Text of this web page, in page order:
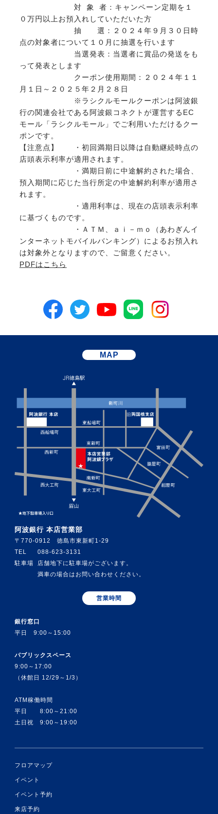
対 象 者：キャンペーン定期を１
０万円以上お預入れしていただいた方
抽 選：２０２４年９月３０日時
点の対象者について１０月に抽選を行います
当選発表：当選者に賞品の発送をも
って発表とします
クーポン使用期間：２０２４年１１
月１日～２０２５年２月２８日
※ラシクルモールクーポンは阿波銀
行の関連会社である阿波銀コネクトが運営するEC
モール「ラシクルモール」でご利用いただけるクー
ポンです。
【注意点】 ・初回満期日以降は自動継続時点の
店頭表示利率が適用されます。
・満期日前に中途解約された場合、
預入期間に応じた当行所定の中途解約利率が適用さ
れます。
・適用利率は、現在の店頭表示利率
に基づくものです。
・ＡＴＭ、ａｉ－ｍｏ（あわぎんイ
ンターネットモバイルバンキング）によるお預入れ
は対象外となりますので、ご留意ください。
PDFはこちら
MAP
阿波銀行 本店営業部
〒770-0912 徳島市東新町1-29
TEL
088-623-3131
駐車場
店舗地下に駐車場がございます。
満車の場合はお問い合わせください。
営業時間
銀行窓口
平日 9:00～15:00
パブリックスペース
9:00～17:00
（休館日 12/29～1/3）
ATM稼働時間
平日 8:00～21:00
土日祝 9:00～19:00
フロアマップ
イベント
イベント予約
来店予約